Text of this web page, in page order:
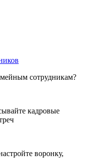
сотрудникам?
кадровые
воронку,